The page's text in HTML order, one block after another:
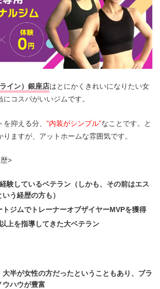
イン）銀座店はとにかくきれいになりたい女
コスパがいいジムです。
抑える分、 ”内装がシンプル”なことです。と
ますが、アットホームな雰囲気です。
>
験しているベテラン（しかも、その前はエス
う経歴の方も）
トジムでトレーナーオブザイヤーMVPを獲得
上を指導してきた大ベテラン
半が女性の方だったということもあり、ブラ
ウハウが豊富